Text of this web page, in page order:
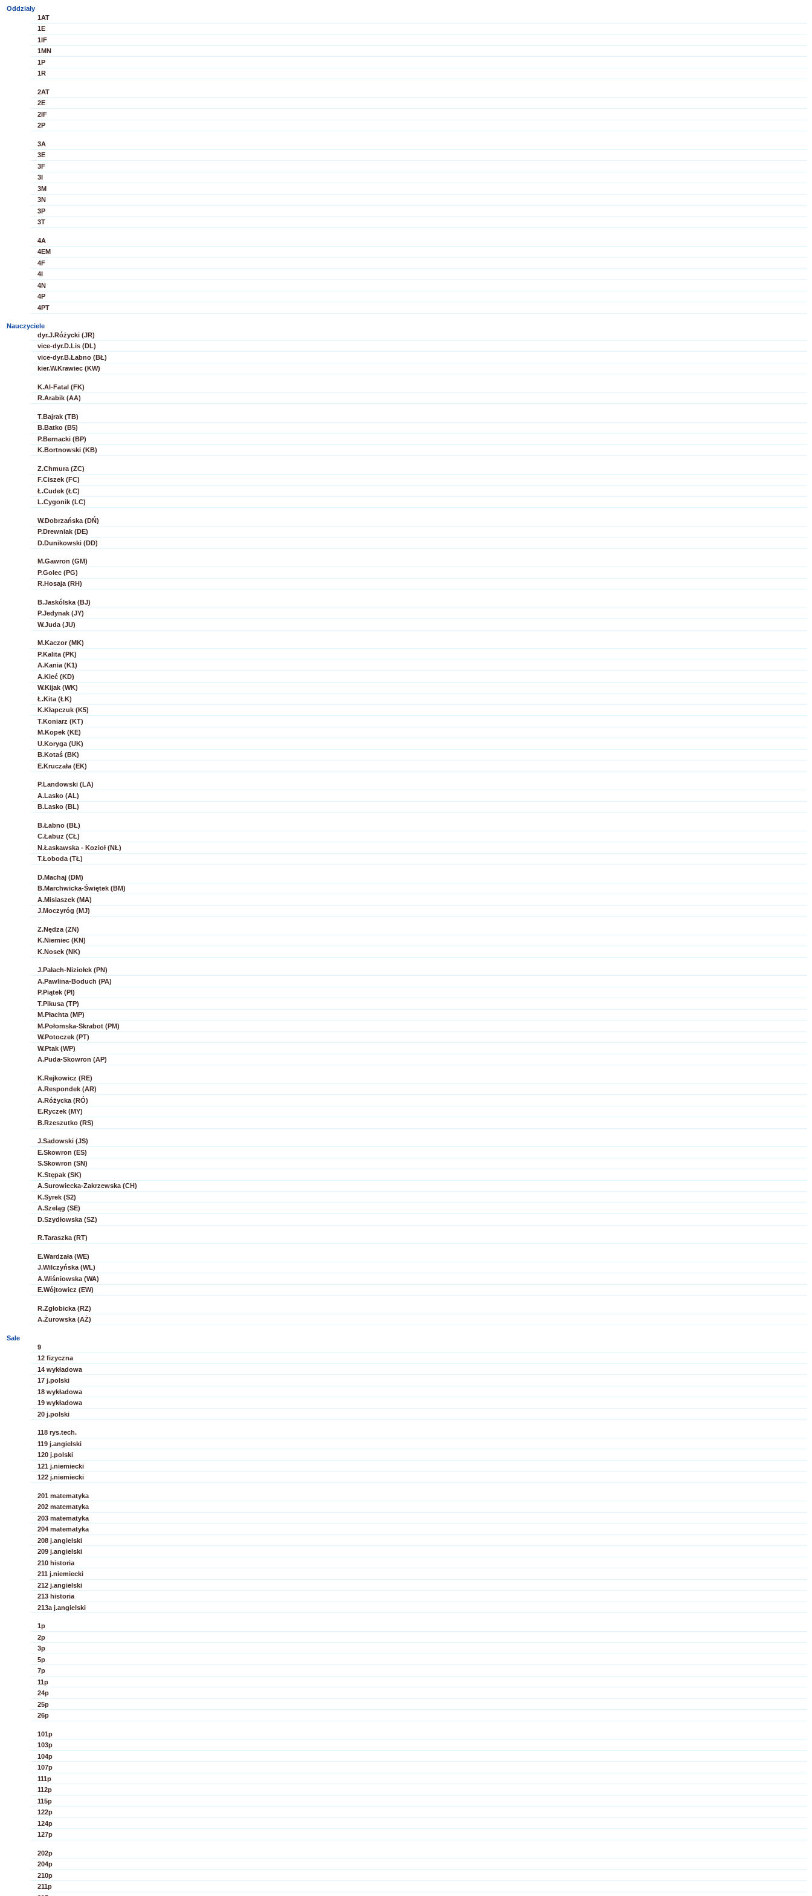
Oddziały
1AT
1E
1IF
1MN
1P
1R
2AT
2E
2IF
2P
3A
3E
3F
3I
3M
3N
3P
3T
4A
4EM
4F
4I
4N
4P
4PT
Nauczyciele
dyr.J.Różycki (JR)
vice-dyr.D.Lis (DL)
vice-dyr.B.Łabno (BŁ)
kier.W.Krawiec (KW)
K.Al-Fatal (FK)
R.Arabik (AA)
T.Bajrak (TB)
B.Batko (B5)
P.Bernacki (BP)
K.Bortnowski (KB)
Z.Chmura (ZC)
F.Ciszek (FC)
Ł.Cudek (ŁC)
L.Cygonik (LC)
W.Dobrzańska (DŃ)
P.Drewniak (DE)
D.Dunikowski (DD)
M.Gawron (GM)
P.Golec (PG)
R.Hosaja (RH)
B.Jaskólska (BJ)
P.Jedynak (JY)
W.Juda (JU)
M.Kaczor (MK)
P.Kalita (PK)
A.Kania (K1)
A.Kieć (KD)
W.Kijak (WK)
Ł.Kita (ŁK)
K.Kłapczuk (K5)
T.Koniarz (KT)
M.Kopek (KE)
U.Koryga (UK)
B.Kotaś (BK)
E.Kruczała (EK)
P.Landowski (LA)
A.Lasko (AL)
B.Lasko (BL)
B.Łabno (BŁ)
C.Łabuz (CŁ)
N.Łaskawska - Kozioł (NŁ)
T.Łoboda (TŁ)
D.Machaj (DM)
B.Marchwicka-Świętek (BM)
A.Misiaszek (MA)
J.Moczyróg (MJ)
Z.Nędza (ZN)
K.Niemiec (KN)
K.Nosek (NK)
J.Pałach-Niziołek (PN)
A.Pawlina-Boduch (PA)
P.Piątek (PI)
T.Pikusa (TP)
M.Płachta (MP)
M.Połomska-Skrabot (PM)
W.Potoczek (PT)
W.Ptak (WP)
A.Puda-Skowron (AP)
K.Rejkowicz (RE)
A.Respondek (AR)
A.Różycka (RÓ)
E.Ryczek (MY)
B.Rzeszutko (RS)
J.Sadowski (JS)
E.Skowron (ES)
S.Skowron (SN)
K.Stępak (SK)
A.Surowiecka-Zakrzewska (CH)
K.Syrek (S2)
A.Szeląg (SE)
D.Szydłowska (SZ)
R.Taraszka (RT)
E.Wardzała (WE)
J.Wilczyńska (WL)
A.Wiśniowska (WA)
E.Wójtowicz (EW)
R.Zgłobicka (RZ)
A.Żurowska (AŻ)
Sale
9
12 fizyczna
14 wykładowa
17 j.polski
18 wykładowa
19 wykładowa
20 j.polski
118 rys.tech.
119 j.angielski
120 j.polski
121 j.niemiecki
122 j.niemiecki
201 matematyka
202 matematyka
203 matematyka
204 matematyka
208 j.angielski
209 j.angielski
210 historia
211 j.niemiecki
212 j.angielski
213 historia
213a j.angielski
1p
2p
3p
5p
7p
11p
24p
25p
26p
101p
103p
104p
107p
111p
112p
115p
122p
124p
127p
202p
204p
210p
211p